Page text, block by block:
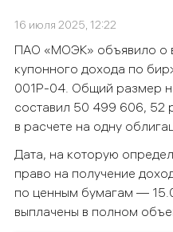
16 июля 2025, 12:22
ПАО «МОЭК» объявило о
купонного дохода по
001Р-04. Общий размер
составил 50 499 606, 52
в расчете на одну
Дата, на которую
право на получение
по ценным бумагам —
выплачены в полном